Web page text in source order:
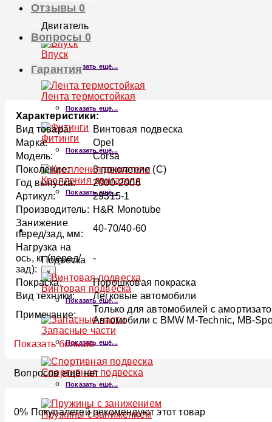
Двигатель
×
Впуск
Показать ещё...
Лента термостойкая
Показать ещё...
Фитинги
Показать ещё...
Крепления двигателя
Показать ещё...
ПОДВЕСКА
Подвеска
×
Винтовая подвеска
Показать ещё...
Запасные части
Показать ещё...
Спортивная подвеска
Показать ещё...
Пружины с занижением
Отзывы0
Вопросы 0
Гарантия
Характеристики:
Вид товара:
Винтовая подвеска
Марка:
Opel
Модель:
Corsa
Поколение:
3 поколение (C)
Год выпуска:
2000-2006
Артикул:
29315-1
Производитель: H&R Monotube
Занижение
перед/зад, мм:
40-70/40-60
Нагрузка на
ось, кг (перед/
зад):
-
Покраска:
Порошковая покраска
Вид техники:
Легковые автомобили
Примечание:
Только для автомобилей с
Автомобили с BMW M-Technic, MB-
Показать больше
Вопросов ещё нет
0% Покупалетей рекомендуют этот товар